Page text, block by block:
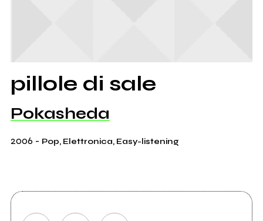
pillole di sale
Pokasheda
2006 - Pop, Elettronica, Easy-listening